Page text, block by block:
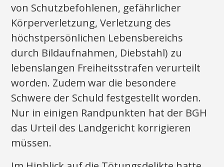
von Schutzbefohlenen, gefährlicher
Körperverletzung, Verletzung des
höchstpersönlichen Lebensbereichs
durch Bildaufnahmen, Diebstahl) zu
lebenslangen Freiheitsstrafen verurteilt
worden. Zudem war die besondere
Schwere der Schuld festgestellt worden.
Nur in einigen Randpunkten hat der BGH
das Urteil des Landgericht korrigieren
müssen.